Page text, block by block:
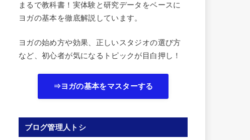
まるで教科書！実体験と研究データをベースに
ヨガの基本を徹底解説しています。
ヨガの始め方や効果、正しいスタジオの選び方
など、初心者が気になるトピックが目白押し！
⇒ヨガの基本をマスターする
ブログ管理人トシ